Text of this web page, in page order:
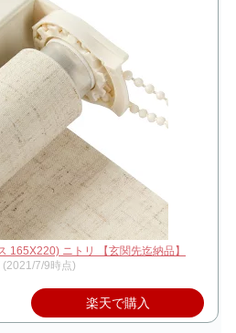
165X220) ニトリ 【玄関先迄納品】
(2021/7/9時点)
楽天で購入